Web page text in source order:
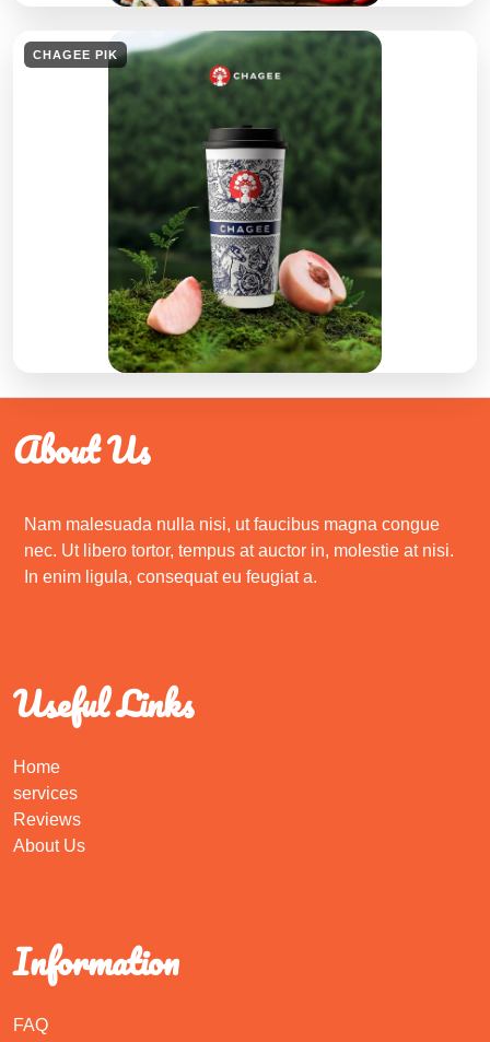
CHAGEE PIK
About Us
Nam malesuada nulla nisi, ut faucibus magna congue
nec. Ut libero tortor, tempus at auctor in, molestie at nisi.
In enim ligula, consequat eu feugiat a.
Useful Links
Home
services
Reviews
About Us
Information
FAQ